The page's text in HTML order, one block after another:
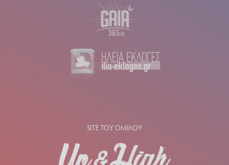
SITE ΤΟΥ ΟΜΙΛΟΥ